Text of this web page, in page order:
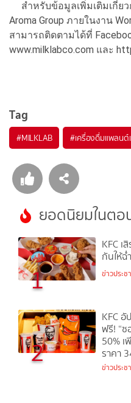
สำหรับข้อมูลเพิ่มเติมเกี่ยว
Aroma Group ภายในงาน
สามารถติดตามได้ที่
www.milklabco.com และ
Tag
#MILKLAB #เครื่องดื่มแพลนต์
ยอดนิยมในตอ
1
KFC เ
กันให้ฉ่
ข่าวประ
2
KFC อั
ฟรี! “
50%
ราคา
ข่าวประ